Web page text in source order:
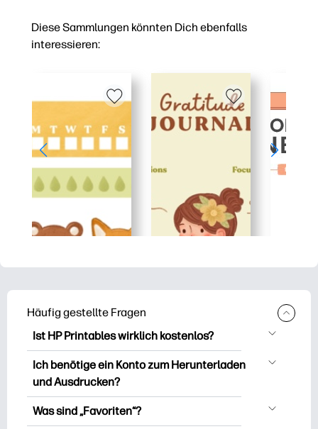
Diese Sammlungen könnten Dich ebenfalls
interessieren:
Häufig gestellte Fragen
Ist HP Printables wirklich kostenlos?
HP Printables bietet über 2.500
kostenlose Vorlagen zum Herunterladen
Vorlagen, unterhaltsame Arbeitsblätter
Ich benötige ein Konto zum Herunterladen
und Ausdrucken?
Sie können es erkunden und drucken,
Was sind „Favoriten“?